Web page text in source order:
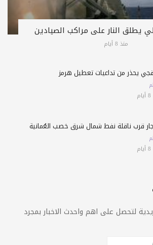
يطلق النار على مراكب الصيادين
منذ 8 أيام
يحذّر من تداعيات تعطيل هرمز
قرب ناقلة نفط شمال شرق خصب العُمانية
لتحصل على اهم واحدث الاخبار بمجرد